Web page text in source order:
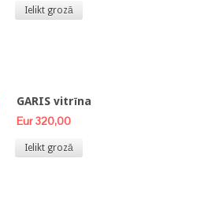
Ielikt grozā
GARIS vitrīna
Eur 320,00
Ielikt grozā